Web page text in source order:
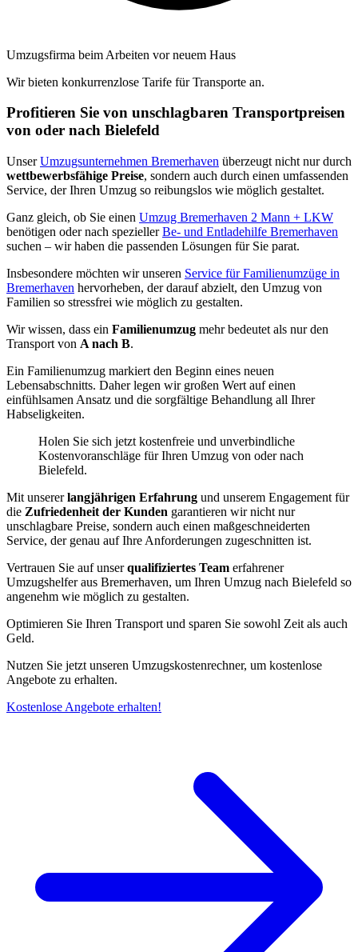
Umzugsfirma beim Arbeiten vor neuem Haus
Wir bieten konkurrenzlose Tarife für Transporte an.
Profitieren Sie von unschlagbaren Transportpreisen
von oder nach Bielefeld
UnserUmzugsunternehmen Bremerhaven überzeugt nicht nur durch
wettbewerbsfähige Preise, sondern auch durch einen umfassenden
Service, der Ihren Umzug so reibungslos wie möglich gestaltet.
Ganz gleich, ob Sie einen Umzug Bremerhaven 2 Mann + LKW
benötigen oder nach speziellerBe- und Entladehilfe Bremerhaven
suchen – wir haben die passenden Lösungen für Sie parat.
Insbesondere möchten wir unseren Service für Familienumzüge in
Bremerhaven hervorheben, der darauf abzielt, den Umzug von
Familien so stressfrei wie möglich zu gestalten.
Wir wissen, dass ein Familienumzug mehr bedeutet als nur den
Transport von A nach B.
Ein Familienumzug markiert den Beginn eines neuen
Lebensabschnitts. Daher legen wir großen Wert auf einen
einfühlsamen Ansatz und die sorgfältige Behandlung all Ihrer
Habseligkeiten.
Holen Sie sich jetzt kostenfreie und unverbindliche
Kostenvoranschläge für Ihren Umzug von oder nach
Bielefeld.
Mit unsererlangjährigen Erfahrung und unserem Engagement für
die Zufriedenheit der Kunden garantieren wir nicht nur
unschlagbare Preise, sondern auch einen maßgeschneiderten
Service, der genau auf Ihre Anforderungen zugeschnitten ist.
Vertrauen Sie auf unserqualifiziertes Team erfahrener
Umzugshelfer aus Bremerhaven, um Ihren Umzug nach Bielefeld so
angenehm wie möglich zu gestalten.
Optimieren Sie Ihren Transport und sparen Sie sowohl Zeit als auch
Geld.
Nutzen Sie jetzt unseren Umzugskostenrechner, um kostenlose
Angebote zu erhalten.
Kostenlose Angebote erhalten!